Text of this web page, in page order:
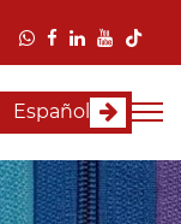
Español